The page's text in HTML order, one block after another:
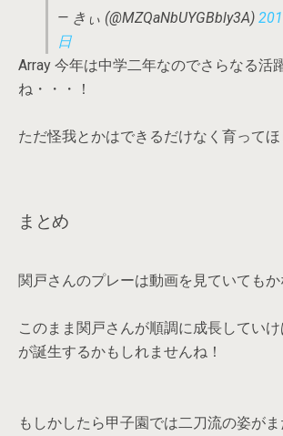
— きぃ (@MZQaNbUYGBbly3A)
日
Array 今年は中学二年なのでさらなる活
ね・・・！
ただ怪我とかはできるだけなく育って
まとめ
関戸さんのプレーは動画を見ていてもか
このまま関戸さんが順調に成長してい
が誕生するかもしれませんね！
もしかしたら甲子園では二刀流の姿が